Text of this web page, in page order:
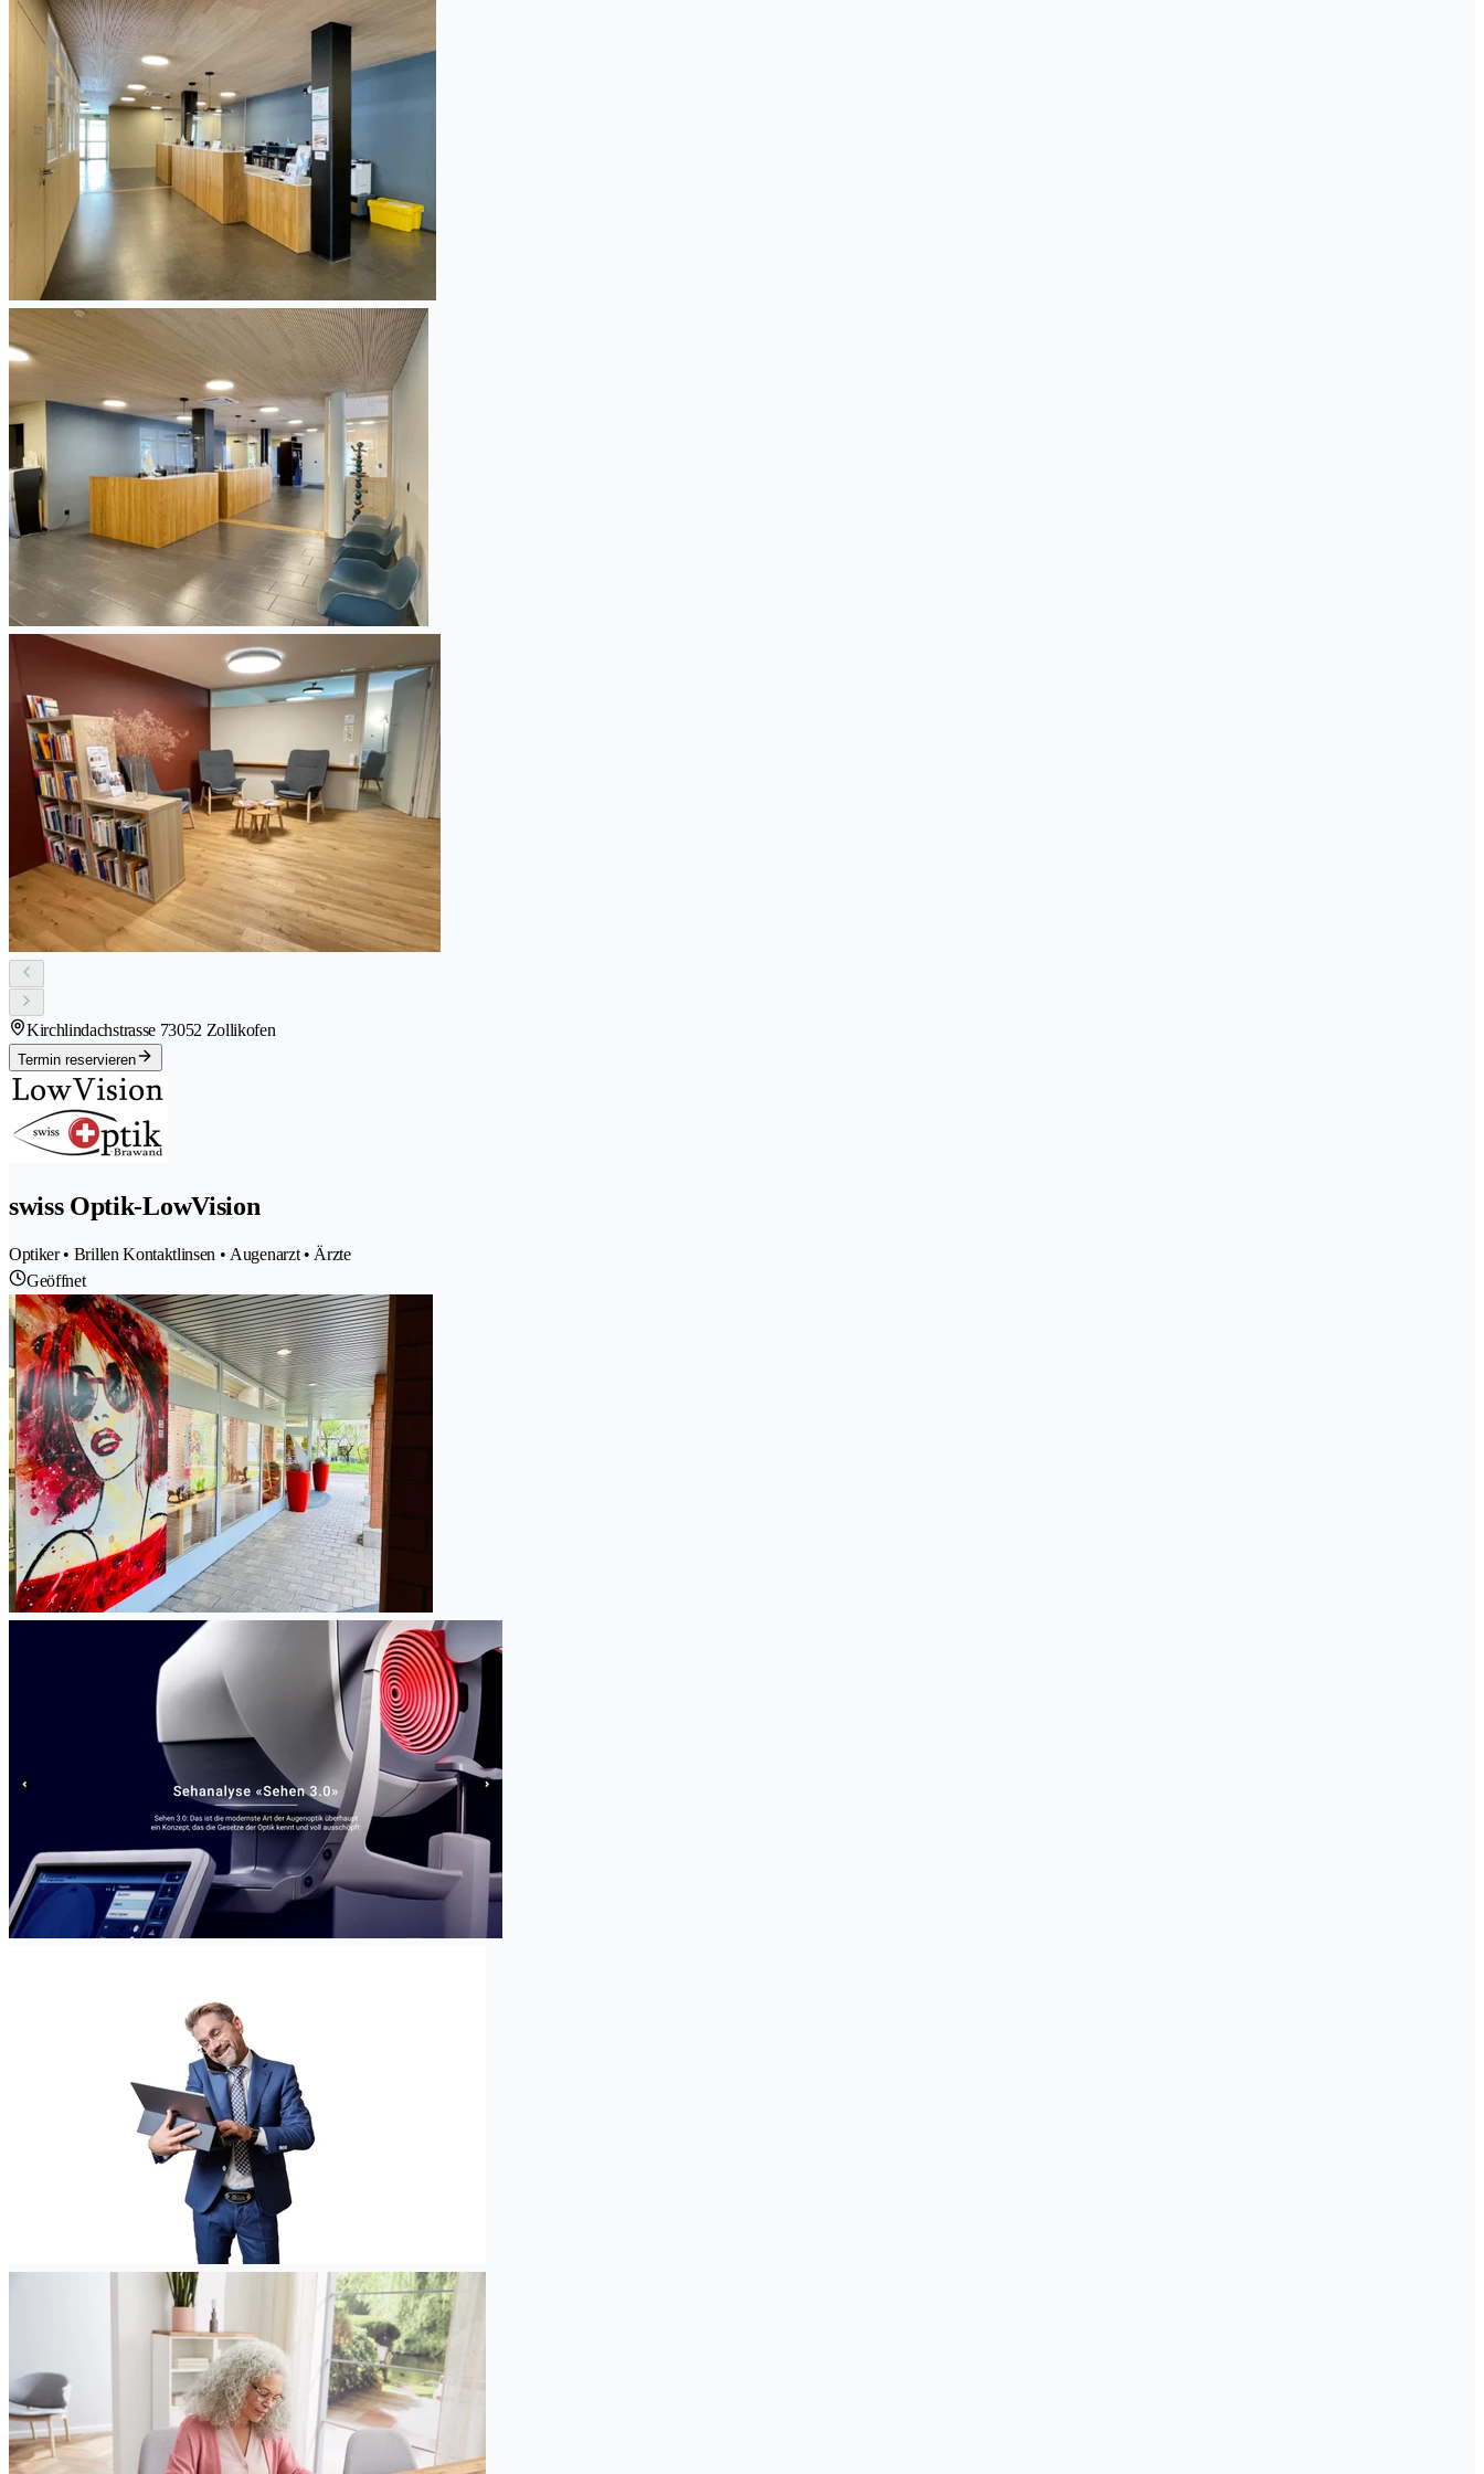
Kirchlindachstrasse 73052 Zollikofen
Termin reservieren
swiss Optik-LowVision
Optiker • Brillen Kontaktlinsen • Augenarzt • Ärzte
Geöffnet